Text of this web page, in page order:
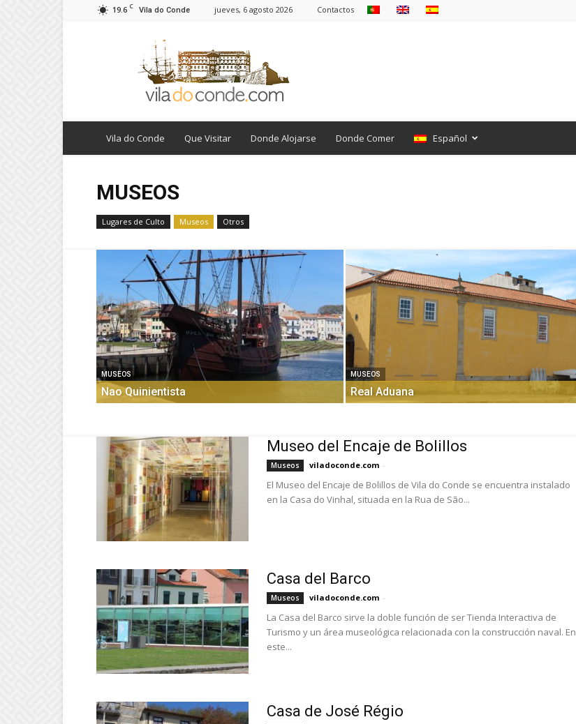
19.6 C Vila do Conde jueves, 6 agosto 2026 Contactos
viladoconde.com
Vila do Conde Que Visitar Donde Alojarse Donde Comer Español
MUSEOS
Lugares de Culto Museos Otros
MUSEOS
Nao Quinientista
MUSEOS
Real Aduana
Museo del Encaje de Bolillos
Museos viladoconde.com -
El Museo del Encaje de Bolillos de Vila do Conde se encuentra instalado
en la Casa do Vinhal, situada en la Rua de São...
Casa del Barco
Museos viladoconde.com -
La Casa del Barco sirve la doble función de ser Tienda Interactiva de
Turismo y un área museológica relacionada con la construcción naval. En
este...
Casa de José Régio